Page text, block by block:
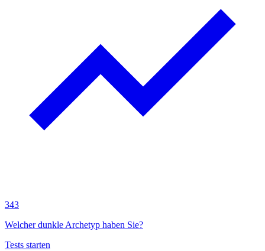
343
Welcher dunkle Archetyp haben Sie?
Tests starten